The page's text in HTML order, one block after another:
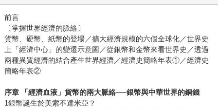
前言
〔掌握世界經濟的脈絡〕
貨幣、硬幣、紙幣的登場／擴大經濟規模的六個全球化／世界史
上「經濟中心」的變遷示意圖／從銀幣和金幣來看世界史／透過
兩種異質經濟的結合產生世界經濟／經濟史簡略年表①／經濟史
簡略年表②
序章 「經濟血液」貨幣的兩大脈絡──銀幣與中華世界的銅錢
1銀幣誕生於美索不達米亞？